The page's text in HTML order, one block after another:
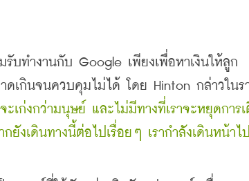
ทำงานกับ Google เพียงเพื่อหาเงินให้ลูก
เกินจนควบคุมไม่ได้ โดย Hinton กล่าวในร
ก่งกว่ามนุษย์ และไม่มีทางที่เราจะหยุดการเ
งเดินทางนี้ต่อไปเรื่อยๆ เรากำลังเดินหน้าไ